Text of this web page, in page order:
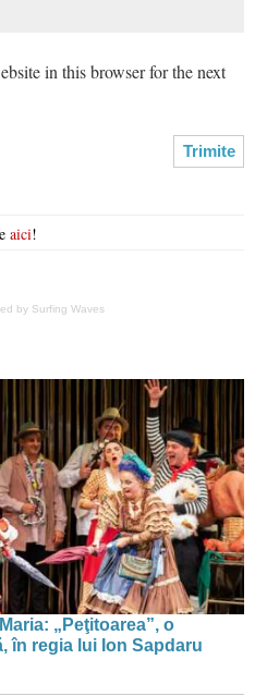
in this browser for the next
aici!
by Surfing Waves
„Peţitoarea”, o
în regia lui Ion Sapdaru